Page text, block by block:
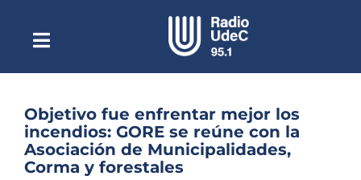
contenidoToggle
NavigationEscuchar Radio UdeC en vivo
Quiénes Somos
Programación
Podcast
Objetivo fue enfrentar mejor los
incendios: GORE se reúne con la
Asociación de Municipalidades,
Corma y forestales